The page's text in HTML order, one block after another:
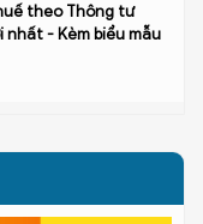
theo Thông tư
nhất - Kèm biểu mẫu